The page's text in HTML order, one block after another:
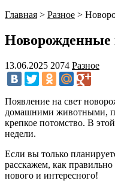
Главная > Разное >
Новорожденные
13.06.2025 2074 Разное
Появление на свет
домашними животными,
крепкое потомство. В
недели.
Если вы только
расскажем, как
нового и интересного!